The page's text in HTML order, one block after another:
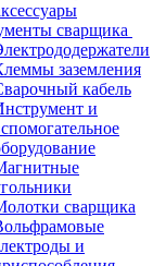
сварщика
заземления
кабель
и
сварщика
и